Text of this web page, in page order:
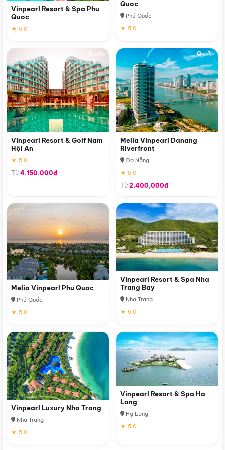
Vinpearl Resort & Spa Phu
Quoc
★ 5.0
Quoc
Phú Quốc
★ 5.0
Vinpearl Resort & Golf Nam
Hội An
★ 5.0
Từ4,150,000đ
Melia Vinpearl Danang
Riverfront
Đà Nẵng
★ 5.0
Từ2,400,000đ
Melia Vinpearl Phu Quoc
Phú Quốc
★ 5.0
Vinpearl Resort & Spa Nha
Trang Bay
Nha Trang
★ 5.0
Vinpearl Luxury Nha Trang
Nha Trang
★ 5.0
Vinpearl Resort & Spa Ha
Long
Hạ Long
★ 5.0